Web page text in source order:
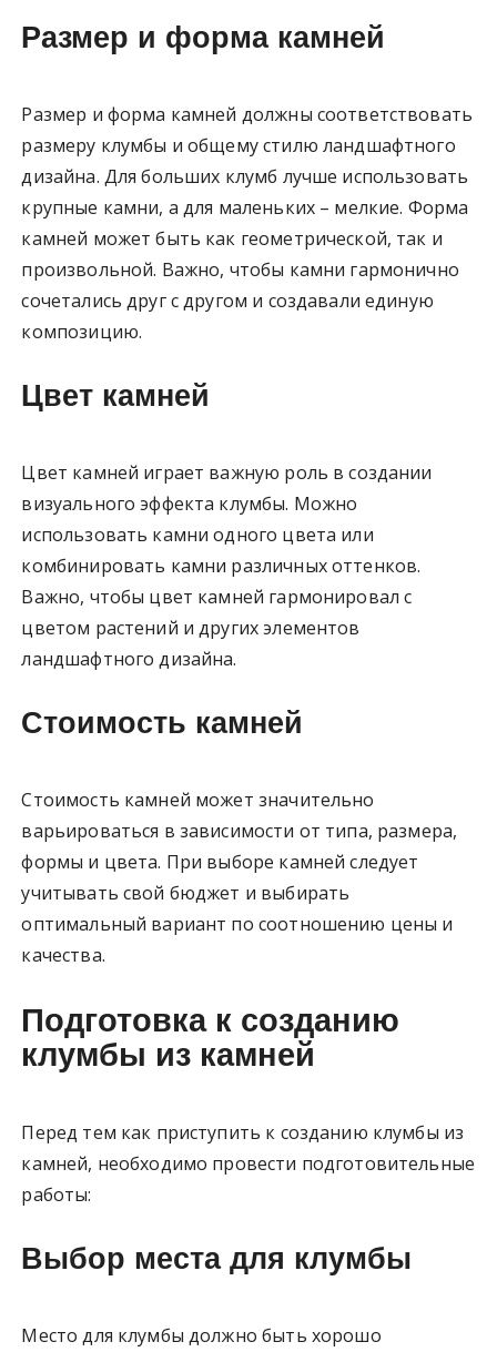
Размер и форма камней
Размер и форма камней должны соответствовать
размеру клумбы и общему стилю ландшафтного
дизайна. Для больших клумб лучше использовать
крупные камни, а для маленьких – мелкие. Форма
камней может быть как геометрической, так и
произвольной. Важно, чтобы камни гармонично
сочетались друг с другом и создавали единую
композицию.
Цвет камней
Цвет камней играет важную роль в создании
визуального эффекта клумбы. Можно
использовать камни одного цвета или
комбинировать камни различных оттенков.
Важно, чтобы цвет камней гармонировал с
цветом растений и других элементов
ландшафтного дизайна.
Стоимость камней
Стоимость камней может значительно
варьироваться в зависимости от типа, размера,
формы и цвета. При выборе камней следует
учитывать свой бюджет и выбирать
оптимальный вариант по соотношению цены и
качества.
Подготовка к созданию
клумбы из камней
Перед тем как приступить к созданию клумбы из
камней, необходимо провести подготовительные
работы:
Выбор места для клумбы
Место для клумбы должно быть хорошо